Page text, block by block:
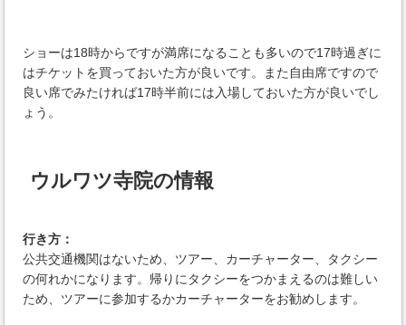
ショーは18時からですが満席になることも多いので17時過ぎに
はチケットを買っておいた方が良いです。また自由席ですので
良い席でみたければ17時半前には入場しておいた方が良いでし
ょう。
ウルワツ寺院の情報
行き方：
公共交通機関はないため、ツアー、カーチャーター、タクシー
の何れかになります。帰りにタクシーをつかまえるのは難しい
ため、ツアーに参加するかカーチャーターをお勧めします。